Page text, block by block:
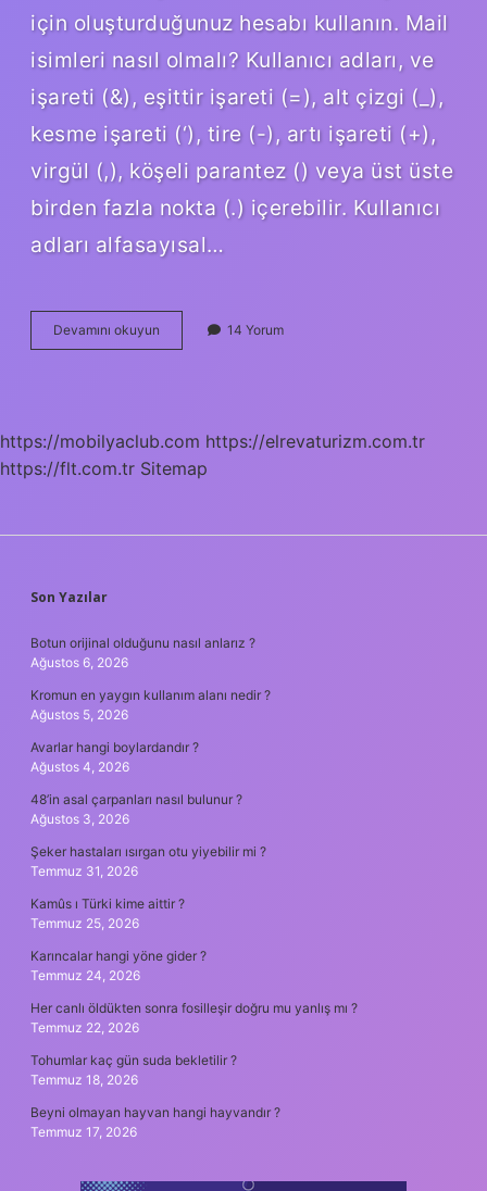
için oluşturduğunuz hesabı kullanın. Mail
isimleri nasıl olmalı? Kullanıcı adları, ve
işareti (&), eşittir işareti (=), alt çizgi (_),
kesme işareti (‘), tire (-), artı işareti (+),
virgül (,), köşeli parantez () veya üst üste
birden fazla nokta (.) içerebilir. Kullanıcı
adları alfasayısal…
Devamını okuyun
Kolay
14 Yorum
https://mobilyaclub.com https://elrevaturizm.com.tr
https://flt.com.tr Sitemap
SIDEBAR
Son Yazılar
Botun orijinal olduğunu nasıl anlarız ?
Ağustos 6, 2026
Kromun en yaygın kullanım alanı nedir ?
Ağustos 5, 2026
Avarlar hangi boylardandır ?
Ağustos 4, 2026
48’in asal çarpanları nasıl bulunur ?
Ağustos 3, 2026
Şeker hastaları ısırgan otu yiyebilir mi ?
Temmuz 31, 2026
Kamûs ı Türki kime aittir ?
Temmuz 25, 2026
Karıncalar hangi yöne gider ?
Temmuz 24, 2026
Her canlı öldükten sonra fosilleşir doğru mu yanlış mı ?
Temmuz 22, 2026
Tohumlar kaç gün suda bekletilir ?
Temmuz 18, 2026
Beyni olmayan hayvan hangi hayvandır ?
Temmuz 17, 2026